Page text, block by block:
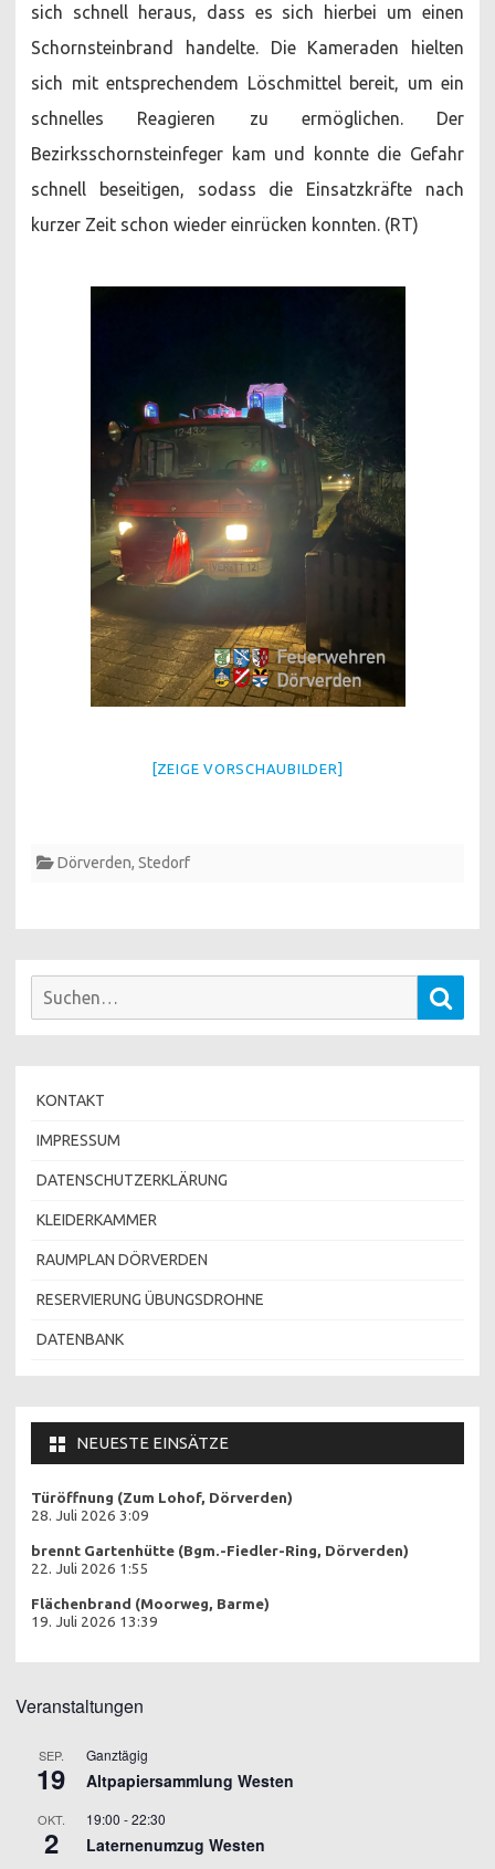
sich schnell heraus, dass es sich hierbei um einen
Schornsteinbrand handelte. Die Kameraden hielten
sich mit entsprechendem Löschmittel bereit, um ein
schnelles Reagieren zu ermöglichen. Der
Bezirksschornsteinfeger kam und konnte die Gefahr
schnell beseitigen, sodass die Einsatzkräfte nach
kurzer Zeit schon wieder einrücken konnten. (RT)
[ZEIGE VORSCHAUBILDER]
Dörverden, Stedorf
Suchen
KONTAKT
IMPRESSUM
DATENSCHUTZERKLÄRUNG
KLEIDERKAMMER
RAUMPLAN DÖRVERDEN
RESERVIERUNG ÜBUNGSDROHNE
DATENBANK
NEUESTE EINSÄTZE
Türöffnung (Zum Lohof, Dörverden)
28. Juli 2026 3:09
brennt Gartenhütte (Bgm.-Fiedler-Ring, Dörverden)
22. Juli 2026 1:55
Flächenbrand (Moorweg, Barme)
19. Juli 2026 13:39
Veranstaltungen
SEP.
19
Ganztägig
Altpapiersammlung Westen
OKT.
2
19:00 -22:30
Laternenumzug Westen